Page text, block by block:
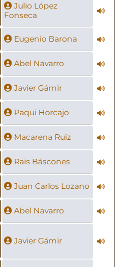
Julio López
Fonseca
Eugenio Barona
Abel Navarro
Javier Gámir
Paqui Horcajo
Macarena Ruiz
Rais Báscones
Juan Carlos Lozano
Abel Navarro
Javier Gámir